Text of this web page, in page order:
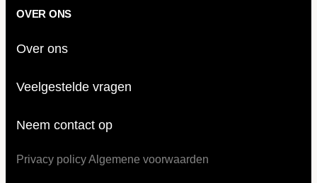
OVER ONS
Over ons
Veelgestelde vragen
Neem contact op
Privacy policyAlgemene voorwaarden